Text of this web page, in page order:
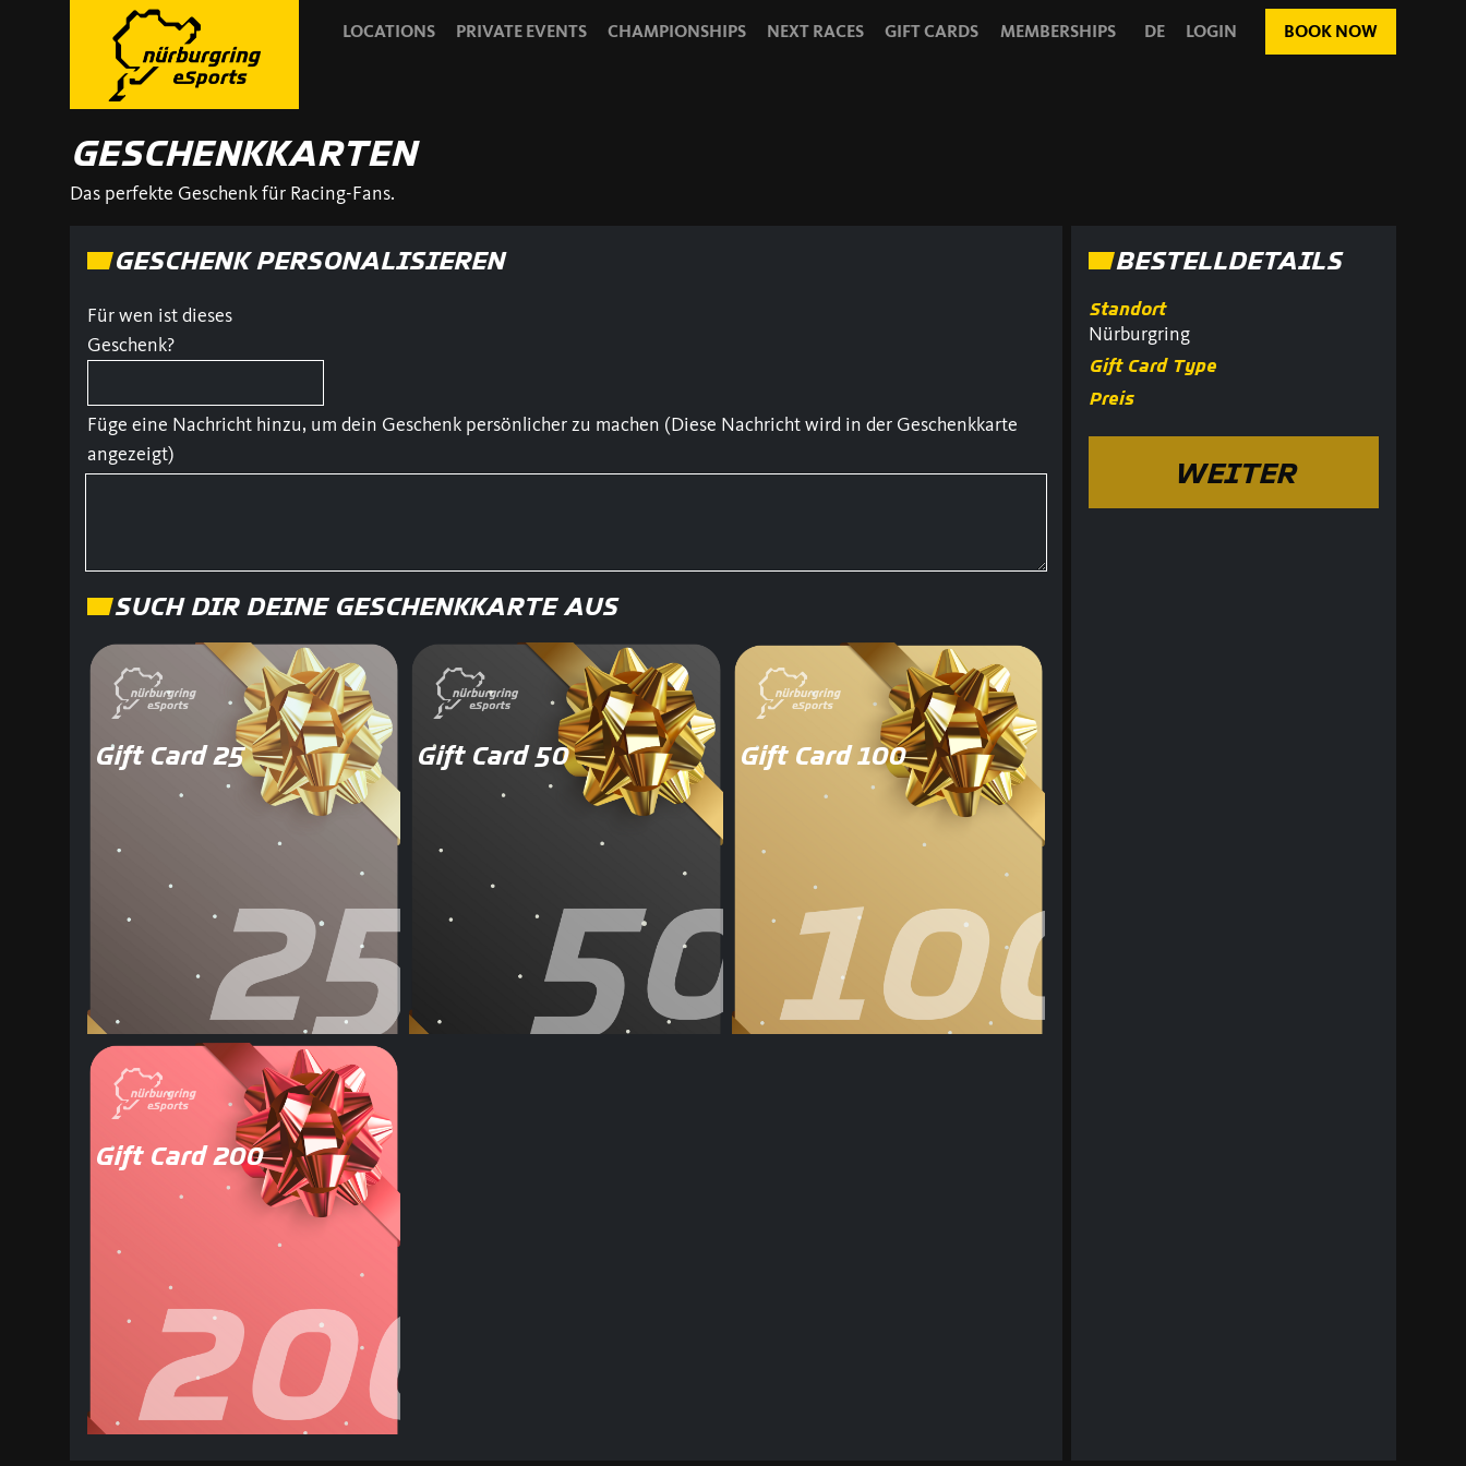
LOCATIONS PRIVATE EVENTS CHAMPIONSHIPS NEXT RACES GIFT CARDS MEMBERSHIPS DE LOGIN BOOK NOW
GESCHENKKARTEN
Das perfekte Geschenk für Racing-Fans.
GESCHENK PERSONALISIEREN
Für wen ist dieses
Geschenk?
Füge eine Nachricht hinzu, um dein Geschenk persönlicher zu machen (Diese Nachricht wird in der Geschenkkarte
angezeigt)
SUCH DIR DEINE GESCHENKKARTE AUS
Gift Card 25 Gift Card 50 Gift Card 100
Gift Card 200
BESTELLDETAILS
Standort
Nürburgring
Gift Card Type
Preis
WEITER